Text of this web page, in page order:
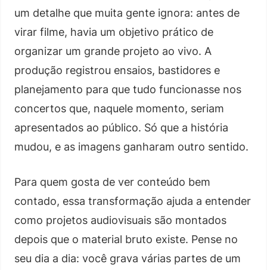
um detalhe que muita gente ignora: antes de
virar filme, havia um objetivo prático de
organizar um grande projeto ao vivo. A
produção registrou ensaios, bastidores e
planejamento para que tudo funcionasse nos
concertos que, naquele momento, seriam
apresentados ao público. Só que a história
mudou, e as imagens ganharam outro sentido.
Para quem gosta de ver conteúdo bem
contado, essa transformação ajuda a entender
como projetos audiovisuais são montados
depois que o material bruto existe. Pense no
seu dia a dia: você grava várias partes de um